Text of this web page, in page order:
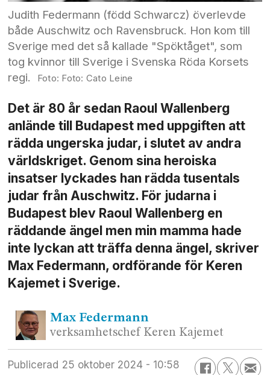
Judith Federmann (född Schwarcz) överlevde
både Auschwitz och Ravensbruck. Hon kom till
Sverige med det så kallade "Spöktåget", som
tog kvinnor till Sverige i Svenska Röda Korsets
regi.
Foto: Cato Leine
Det är 80 år sedan Raoul Wallenberg
anlände till Budapest med uppgiften att
rädda ungerska judar, i slutet av andra
världskriget. Genom sina heroiska
insatser lyckades han rädda tusentals
judar från Auschwitz. För judarna i
Budapest blev Raoul Wallenberg en
räddande ängel men min mamma hade
inte lyckan att träffa denna ängel, skriver
Max Federmann, ordförande för Keren
Kajemet i Sverige.
Max Federmann
verksamhetschef Keren Kajemet
Publicerad 25 oktober 2024 - 10:58